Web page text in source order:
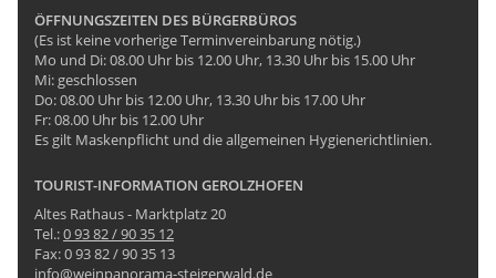
ÖFFNUNGSZEITEN DES BÜRGERBÜROS
(Es ist keine vorherige Terminvereinbarung nötig.)
Mo und Di: 08.00 Uhr bis 12.00 Uhr, 13.30 Uhr bis 15.00 Uhr
Mi: geschlossen
Do: 08.00 Uhr bis 12.00 Uhr, 13.30 Uhr bis 17.00 Uhr
Fr: 08.00 Uhr bis 12.00 Uhr
Es gilt Maskenpflicht und die allgemeinen Hygienerichtlinien.
TOURIST-INFORMATION GEROLZHOFEN
Altes Rathaus - Marktplatz 20
Tel.:0 93 82 / 90 35 12
Fax: 0 93 82 / 90 35 13